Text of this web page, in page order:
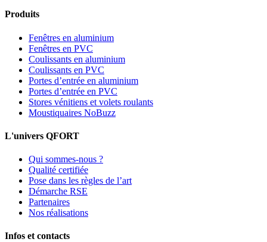
Produits
Fenêtres en aluminium
Fenêtres en PVC
Coulissants en aluminium
Coulissants en PVC
Portes d’entrée en aluminium
Portes d’entrée en PVC
Stores vénitiens et volets roulants
Moustiquaires NoBuzz
L'univers QFORT
Qui sommes-nous ?
Qualité certifiée
Pose dans les règles de l’art
Démarche RSE
Partenaires
Nos réalisations
Infos et contacts